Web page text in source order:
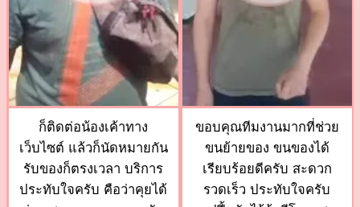
ก็ติดต่อน้องเค้าทาง
เว็บไซต์ แล้วก็นัดหมายกัน
รับของก็ตรงเวลา บริการ
ประทับใจครับ คือว่าคุยได้
ขอบคุณทีมงานมากที่ช่วย
ขนย้ายของ ขนของได้
เรียบร้อยดีครับ สะดวก
รวดเร็ว ประทับใจครับ